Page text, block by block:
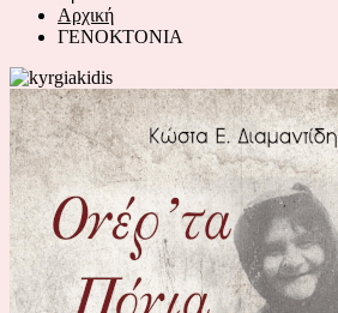
Αρχική
ΓΕΝΟΚΤΟΝΙΑ